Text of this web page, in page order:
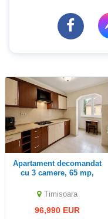
Apartament decomandat
cu 3 camere, 65 mp,
Dochia
Timisoara
96,990 EUR